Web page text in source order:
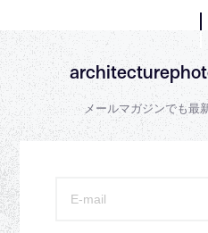
メールマガジンでも最